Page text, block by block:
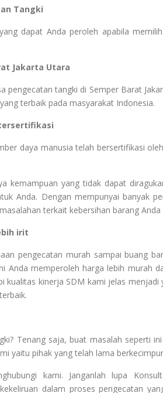
Tangki
dapat Anda peroleh apabila
Jakarta Utara
pengecatan tangki di Semper Barat
terbaik pada masyarakat Indonesia.
daya manusia telah bersertifikasi
kemampuan yang tidak dapat
Anda. Dengan mempunyai banyak
terkait kebersihan barang
irit
pengecatan murah sampai buang
Anda memperoleh harga lebih murah
kualitas kinerja SDM kami jelas menjadi
Tenang saja, buat masalah seperti
yaitu pihak yang telah lama
kami. Janganlah lupa
dalam proses pengecatan